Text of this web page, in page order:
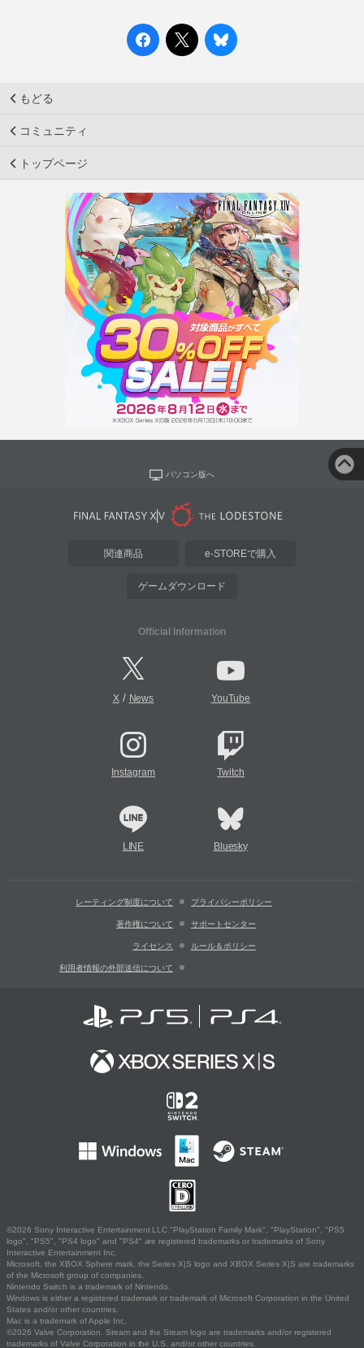
もどる
コミュニティ
トップページ
パソコン版へ
関連商品 e-STOREで購入
ゲームダウンロード
Official Information
X/ News YouTube
Instagram Twitch
LINE Bluesky
レーティング制度について プライバシーポリシー
著作権について サポートセンター
ライセンス ルール＆ポリシー
利用者情報の外部送信について
©2026 Sony Interactive Entertainment LLC."PlayStation Family Mark", "PlayStation", "PS5
logo", "PS5", "PS4 logo" and "PS4" are registered trademarks or trademarks of Sony
Interactive Entertainment Inc.
Microsoft, the XBOX Sphere mark, the Series X|S logo and XBOX Series X|S are trademarks
of the Microsoft group of companies.
Nintendo Switch is a trademark of Nintendo.
Windows is either a registered trademark or trademark of Microsoft Corporation in the United
States and/or other countries.
Mac is a trademark of Apple Inc.
©2026 Valve Corporation. Steam and the Steam logo are trademarks and/or registered
trademarks of Valve Corporation in the U.S. and/or other countries.